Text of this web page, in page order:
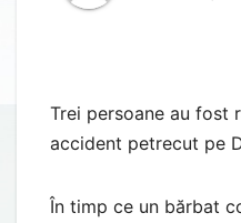
Trei persoane au fost
accident petrecut pe
În timp ce un bărbat